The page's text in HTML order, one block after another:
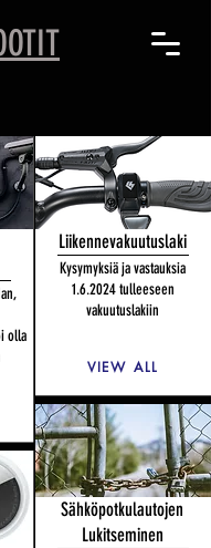
olla
Liikennevakuutuslaki
Kysymyksiä ja vastauksia
1.6.2024 tulleeseen
vakuutuslakiin
VIEW ALL
Sähköpotkulautojen
Lukitseminen